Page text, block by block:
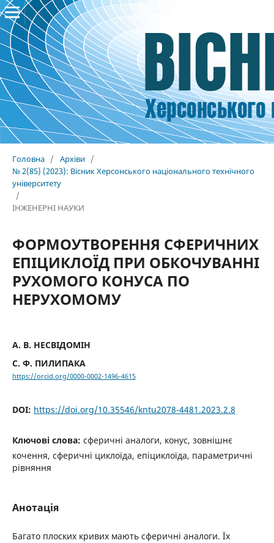
Головна / Архіви /
№ 2(85) (2023): Вісник Херсонського національного технічного
університету
/
ІНЖЕНЕРНІ НАУКИ
ФОРМОУТВОРЕННЯ СФЕРИЧНИХ
ЕПІЦИКЛОЇД ПРИ ОБКОЧУВАННІ
РУХОМОГО КОНУСА ПО
НЕРУХОМОМУ
А. В. НЕСВІДОМІН
С. Ф. ПИЛИПАКА
https://orcid.org/0000-0002-1496-4615
DOI: https://doi.org/10.35546/kntu2078-4481.2023.2.8
Ключові слова: сферичні аналоги, конус, зовнішнє
кочення, сферичні циклоїда, епіциклоїда, параметричні
рівняння
Анотація
Багато плоских кривих мають сферичні аналоги. Їх